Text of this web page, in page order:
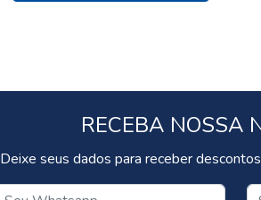
RECEBA NOSSA
Deixe seus dados para receber